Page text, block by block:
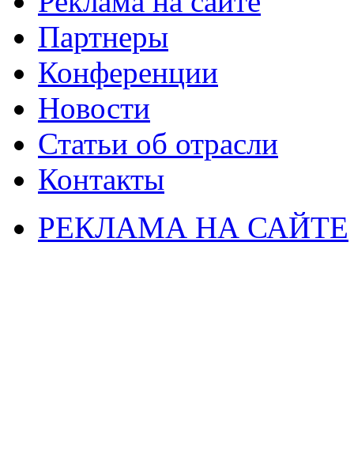
Партнеры
Конференции
Новости
Статьи об отрасли
Контакты
РЕКЛАМА НА САЙТЕ